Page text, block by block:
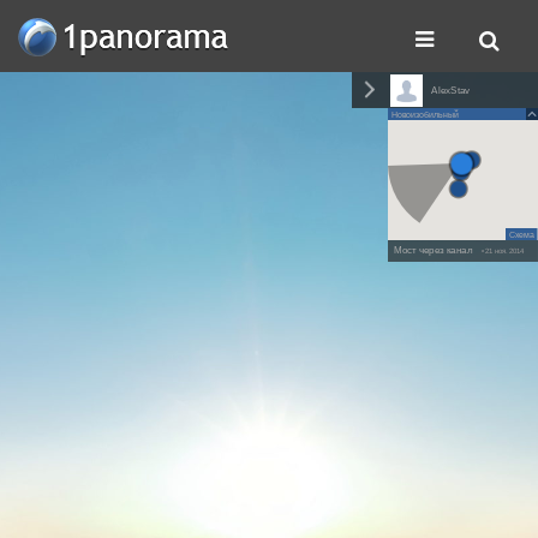
AlexStav
Новоизобильный
Схема
Мост через канал • 21 ноя. 2014